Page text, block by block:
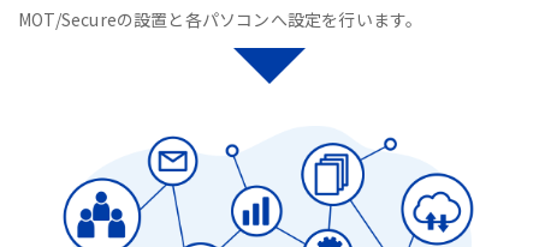
MOT/Secureの設置と各パソコンへ設定を行います。